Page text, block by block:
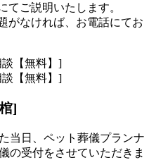
てご説明いたします。
がなければ、お電話にてお
]
当日、ペット葬儀プランナ
の受付をさせていただきま